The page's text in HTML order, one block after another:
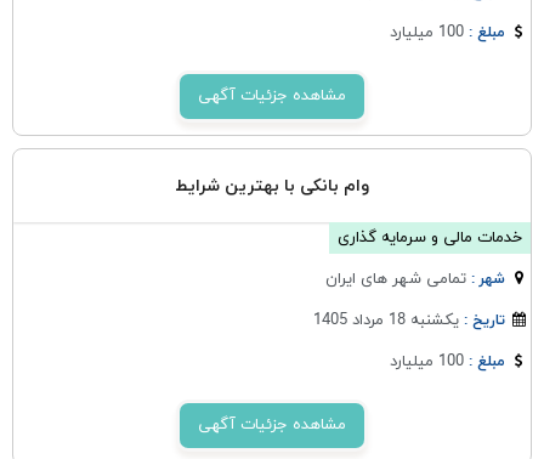
مبلغ :100 میلیارد
مشاهده جزئیات آگهی
وام بانکی با بهترین شرایط
خدمات مالی و سرمایه گذاری
شهر :تمامی شهر های ایران
تاریخ :یکشنبه 18 مرداد 1405
مبلغ :100 میلیارد
مشاهده جزئیات آگهی